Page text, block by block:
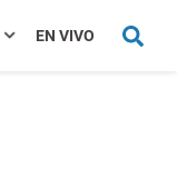
EN VIVO